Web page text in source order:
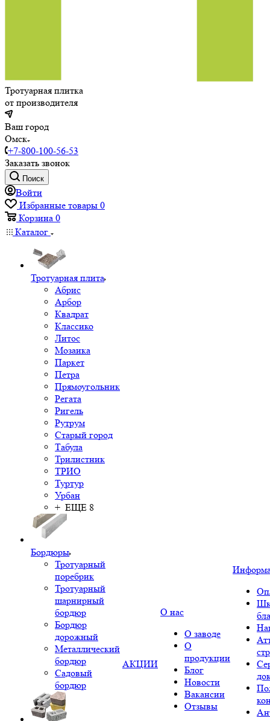
Тротуарная плитка
от производителя
Ваш город
Омск
+7-800-100-56-53
Заказать звонок
Поиск
Войти
Избранные товары 0
Корзина 0
Каталог
Тротуарная плита
Абрис
Арбор
Квадрат
Классико
Литос
Мозаика
Паркет
Петра
Прямоугольник
Регата
Ригель
Рутрум
Старый город
Табула
Трилистник
ТРИО
Туртур
Урбан
+ ЕЩЕ 8
Бордюры
Тротуарный
поребрик
Тротуарный
шарнирный
бордюр
Бордюр
дорожный
Металлический
бордюр
Садовый
бордюр
АКЦИИ
О нас
О заводе
О
продукции
Блог
Новости
Вакансии
Отзывы